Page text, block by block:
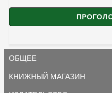
ОБЩЕЕ
КНИЖНЫЙ МАГАЗИН